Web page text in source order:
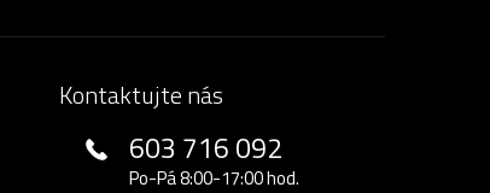
Kontaktujte nás
603 716 092
Po-Pá 8:00-17:00 hod.